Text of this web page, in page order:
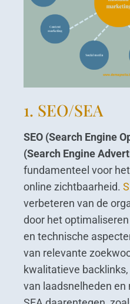
1. SEO/SEA
SEO (Search Engine
(Search Engine
fundamenteel voor
online zichtbaarheid.
verbeteren van de
door het
en technische
van relevante
kwalitatieve
van laadsnelheden